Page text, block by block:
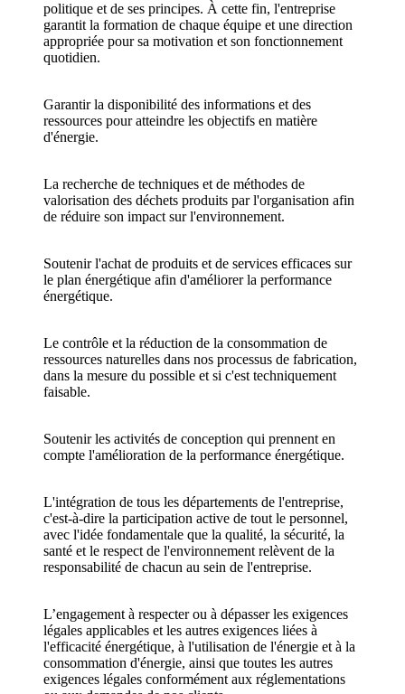
politique et de ses principes. À cette fin, l'entreprise
garantit la formation de chaque équipe et une direction
appropriée pour sa motivation et son fonctionnement
quotidien.
Garantir la disponibilité des informations et des
ressources pour atteindre les objectifs en matière
d'énergie.
La recherche de techniques et de méthodes de
valorisation des déchets produits par l'organisation afin
de réduire son impact sur l'environnement.
Soutenir l'achat de produits et de services efficaces sur
le plan énergétique afin d'améliorer la performance
énergétique.
Le contrôle et la réduction de la consommation de
ressources naturelles dans nos processus de fabrication,
dans la mesure du possible et si c'est techniquement
faisable.
Soutenir les activités de conception qui prennent en
compte l'amélioration de la performance énergétique.
L'intégration de tous les départements de l'entreprise,
c'est-à-dire la participation active de tout le personnel,
avec l'idée fondamentale que la qualité, la sécurité, la
santé et le respect de l'environnement relèvent de la
responsabilité de chacun au sein de l'entreprise.
L’engagement à respecter ou à dépasser les exigences
légales applicables et les autres exigences liées à
l'efficacité énergétique, à l'utilisation de l'énergie et à la
consommation d'énergie, ainsi que toutes les autres
exigences légales conformément aux réglementations